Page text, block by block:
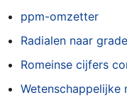
ppm-omzetter
Radialen naar
Romeinse cijfers